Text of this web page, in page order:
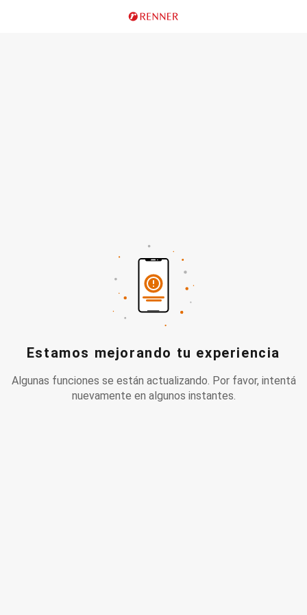
Estamos mejorando tu experiencia
Algunas funciones se están actualizando. Por favor, intentá
nuevamente en algunos instantes.